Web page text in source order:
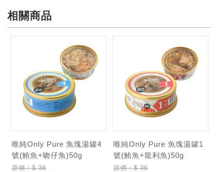
相關商品
唯純Only Pure 魚塊湯罐4
號(鮪魚+吻仔魚)50g
原價：$ 36
唯純Only Pure 魚塊湯罐1
號(鮪魚+龍利魚)50g
原價：$ 36